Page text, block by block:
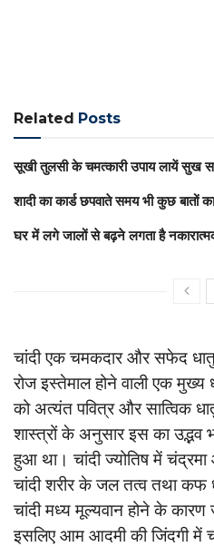
Related Posts
सूखी तुलसी के चमत्कारी उपाय लायें सुख
शादी का कार्ड छपवाते समय भी कुछ बातों
घर में लगे जालों से बढ़ने लगता है
चांदी एक चमकदार और सफेद धातु
रोज इस्तेमाल होने वाली एक मुख्य
को अत्यंत पवित्र और सात्विक
शास्त्रों के अनुसार इस का
हुआ था। चांदी ज्योतिष में
चांदी शरीर के जल तत्व तथा कफ
चांदी मध्य मूल्यवान होने के कारण
इसलिए आम आदमी की जिंदगी में